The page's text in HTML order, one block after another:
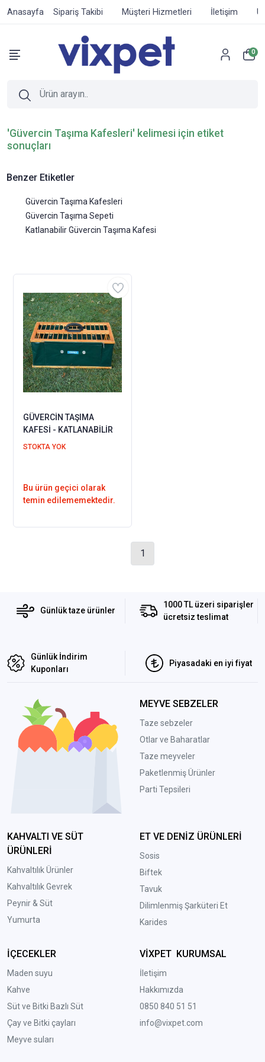
Anasayfa Sipariş Takibi Müşteri Hizmetleri İletişim
0
'Güvercin Taşıma Kafesleri' kelimesi için etiket
sonuçları
Benzer Etiketler
Güvercin Taşıma Kafesleri
Güvercin Taşıma Sepeti
Katlanabilir Güvercin Taşıma Kafesi
GÜVERCİN TAŞIMA
KAFESİ - KATLANABİLİR
STOKTA YOK
Bu ürün geçici olarak
temin edilememektedir.
1
Günlük taze ürünler
1000 TL üzeri siparişler
ücretsiz teslimat
Günlük İndirim
Kuponları
Piyasadaki en iyi fiyat
MEYVE SEBZELER
Taze sebzeler
Otlar ve Baharatlar
Taze meyveler
Paketlenmiş Ürünler
Parti Tepsileri
KAHVALTI VE SÜT
ÜRÜNLERİ
Kahvaltılık Ürünler
Kahvaltılık Gevrek
Peynir & Süt
Yumurta
ET VE DENİZ ÜRÜNLERİ
Sosis
Biftek
Tavuk
Dilimlenmiş Şarküteri Et
Karides
İÇECEKLER
Maden suyu
Kahve
Süt ve Bitki Bazlı Süt
Çay ve Bitki çayları
Meyve suları
VİXPET KURUMSAL
İletişim
Hakkımızda
0850 840 51 51
info@vixpet.com